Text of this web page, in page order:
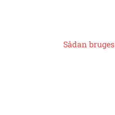
Sådan bruges